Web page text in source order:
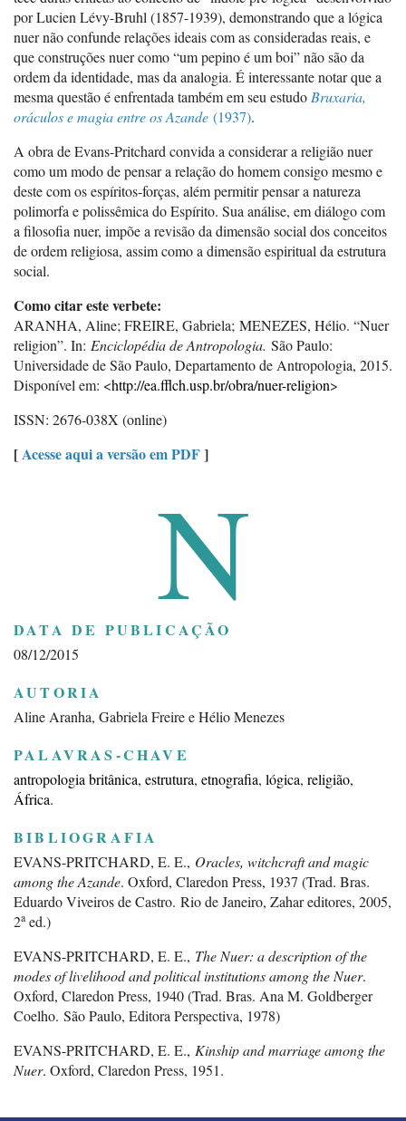
por Lucien Lévy-Bruhl (1857-1939), demonstrando que a lógica
nuer não confunde relações ideais com as consideradas reais, e
que construções nuer como “um pepino é um boi” não são da
ordem da identidade, mas da analogia. É interessante notar que a
mesma questão é enfrentada também em seu estudoBruxaria,
oráculos e magia entre os Azande (1937).
A obra de Evans-Pritchard convida a considerar a religião nuer
como um modo de pensar a relação do homem consigo mesmo e
deste com os espíritos-forças, além permitir pensar a natureza
polimorfa e polissêmica do Espírito. Sua análise, em diálogo com
a filosofia nuer, impõe a revisão da dimensão social dos conceitos
de ordem religiosa, assim como a dimensão espiritual da estrutura
social.
Como citar este verbete:
ARANHA, Aline; FREIRE, Gabriela; MENEZES, Hélio. “Nuer
religion”. In: Enciclopédia de Antropologia. São Paulo:
Universidade de São Paulo, Departamento de Antropologia, 2015.
Disponível em: <http://ea.fflch.usp.br/obra/nuer-religion>
ISSN: 2676-038X (online)
[Acesse aqui a versão em PDF]
N
DATA DE PUBLICAÇÃO
08/12/2015
AUTORIA
Aline Aranha, Gabriela Freire e Hélio Menezes
PALAVRAS-CHAVE
antropologia britânica estrutura etnografia lógica religião
África
BIBLIOGRAFIA
EVANS-PRITCHARD, E. E., Oracles, witchcraft and magic
among the Azande. Oxford, Claredon Press, 1937 (Trad. Bras.
Eduardo Viveiros de Castro. Rio de Janeiro, Zahar editores, 2005,
2aed.)
EVANS-PRITCHARD, E. E., The Nuer: a description of the
modes of livelihood and political institutions among the Nuer.
Oxford, Claredon Press, 1940 (Trad. Bras. Ana M. Goldberger
Coelho. São Paulo, Editora Perspectiva, 1978)
EVANS-PRITCHARD, E. E., Kinship and marriage among the
Nuer. Oxford, Claredon Press, 1951.